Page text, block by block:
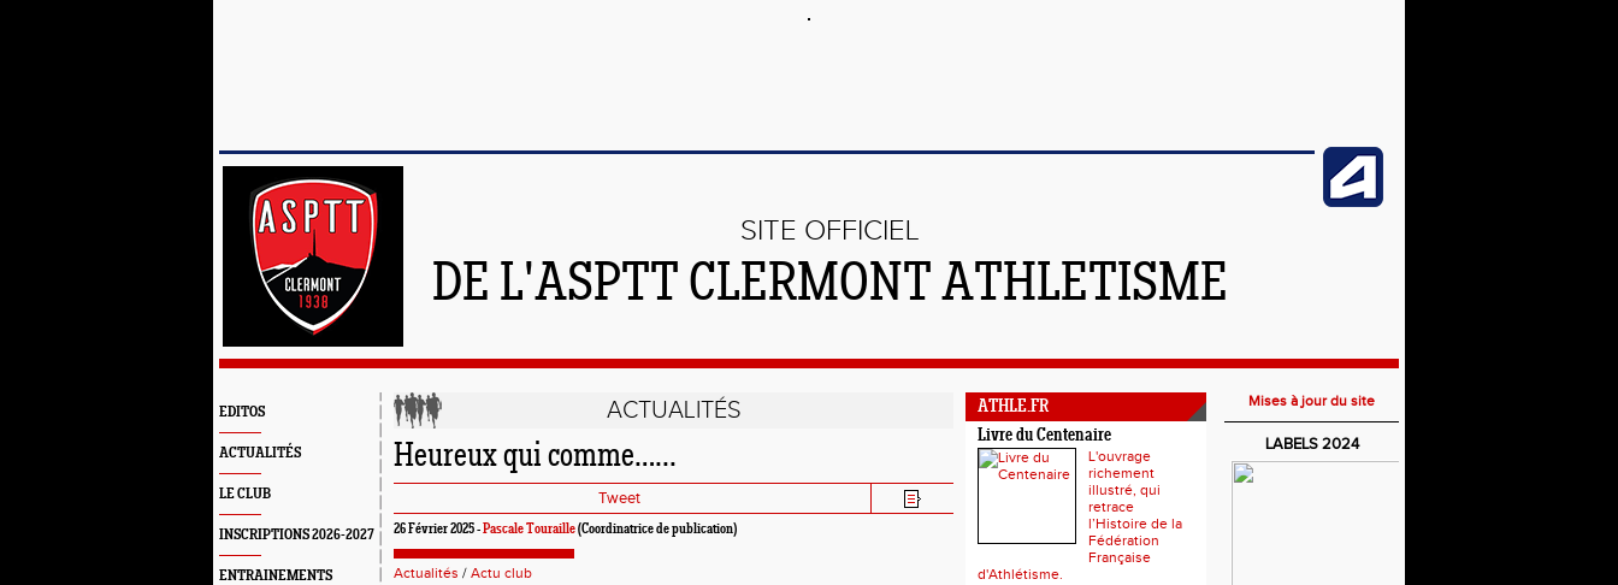
SITE OFFICIEL
DE L'ASPTT CLERMONT ATHLETISME
EDITOS
ACTUALITÉS
LE CLUB
INSCRIPTIONS 2026-2027
ENTRAINEMENTS
ACTUALITÉS
Heureux qui comme…...
Tweet
26 Février 2025 -Pascale Touraille(Coordinatrice de publication)
Actualités / Actu club
ATHLE.FR
Livre du Centenaire
L'ouvrage
richement
illustré, qui
retrace
l’Histoire de la
Fédération
Française
d'Athlétisme.
Mises à jour du site
LABELS 2024